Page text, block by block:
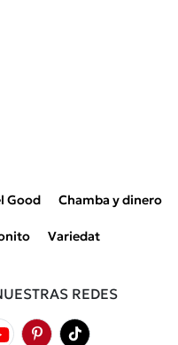
Good Chamba y dinero
Variedat
REDES